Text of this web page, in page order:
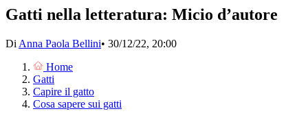
Gatti nella letteratura: Micio d’autore
Di Anna Paola Bellini• 30/12/22, 20:00
Home
Gatti
Capire il gatto
Cosa sapere sui gatti